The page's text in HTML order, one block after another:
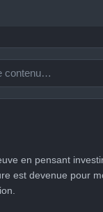
Content
Indiffére
nt
en pensant
est devenue pour